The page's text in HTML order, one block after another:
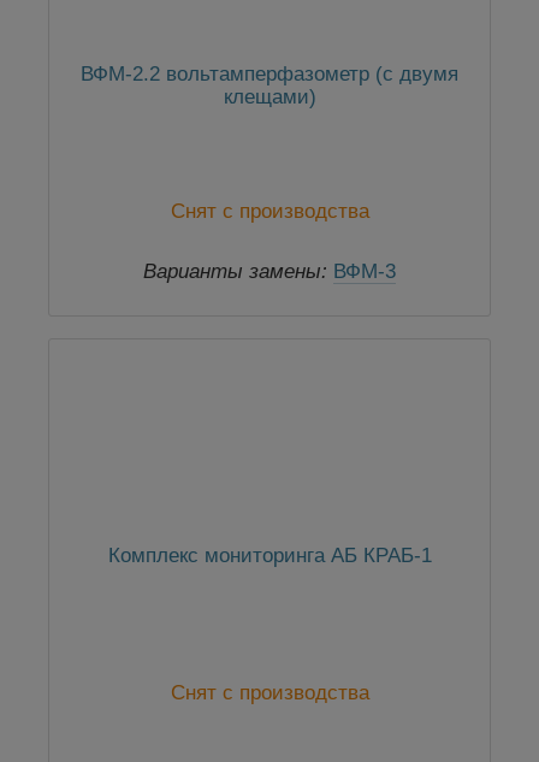
ВФМ-2.2 вольтамперфазометр (с двумя
клещами)
Снят с производства
Варианты замены: ВФМ-3
Комплекс мониторинга АБ КРАБ-1
Снят с производства